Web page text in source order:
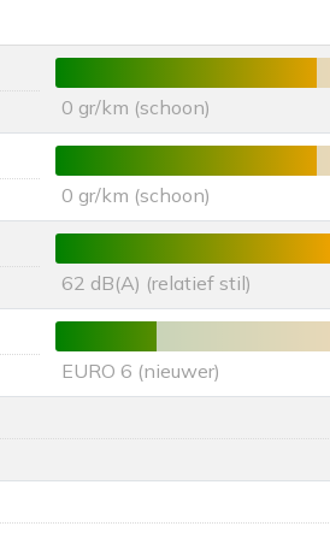
0 gr/km (schoon)
0 gr/km (schoon)
62 dB(A) (relatief stil)
EURO 6 (nieuwer)